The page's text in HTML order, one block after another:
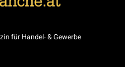
für Handel- & Gewerbe